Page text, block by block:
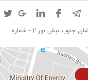
همت غرب ،شهرک گلستان،ورودی دریاچه، بلوار کاشان جنوب،نبش نور 2 - شماره